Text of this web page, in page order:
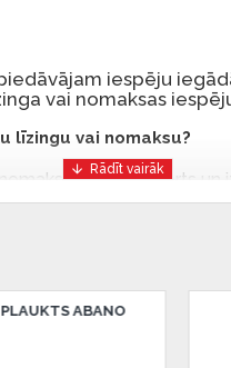
piedāvājam iespēju
vai nomaksas
līzingu vai nomaksu?
iespēja ir ērts un
preces tulīt,
līzinga vai nomaksas
līdz 12 mēnešiem.
€, termiņš: 12 mēneši,
CEPURU